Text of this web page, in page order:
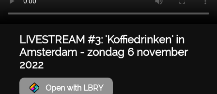
LIVESTREAM #3: 'Koffiedrinken' in
Amsterdam - zondag 6 november
2022
Open with LBRY